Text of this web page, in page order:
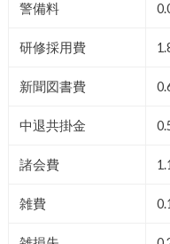
警備料
研修採用費
新聞図書費
中退共掛金
諸会費
雑費